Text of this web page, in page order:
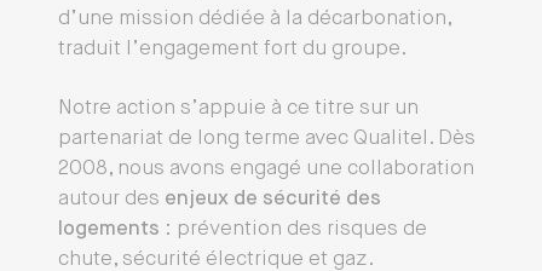
d’une mission dédiée à la décarbonation,
traduit l’engagement fort du groupe.
Notre action s’appuie à ce titre sur un
partenariat de long terme avec Qualitel. Dès
2008, nous avons engagé une collaboration
autour des enjeux de sécurité des
logements : prévention des risques de
chute, sécurité électrique et gaz.